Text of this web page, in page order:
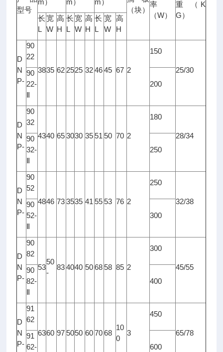
型号
m ） m ） m ）
（块）
率
（W）
重 （ K
G）
长
L
宽
W
高
H
长
L
宽
W
高
H
长
L
宽
W
高
H
D
N
P-
90
22
3835 62 2525 32 46 45 67 2
150
25/30
90
22-
200
D
N
P-
90
32
4340 65 3030 35 51 50 70 2
180
28/34
90
32-
250
D
N
P-
90
52
4846 73 3535 41 55 53 76 2
250
32/38
90
52-
300
D
N
P-
90
82
53
50
-
83 4040 50 68 58 85 2
300
45/55
90
82-
400
D
N
P-
91
62
6360 97 5050 60 70 68
10
0
3
450
65/78
91
62-
600